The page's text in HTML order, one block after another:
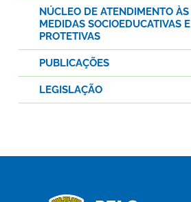
NÚCLEO DE ATENDIMENTO ÀS
MEDIDAS SOCIOEDUCATIVAS E
PROTETIVAS
PUBLICAÇÕES
LEGISLAÇÃO